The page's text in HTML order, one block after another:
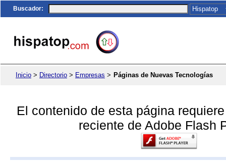
Buscador:
Inicio > Directorio > Empresas > Páginas de Nuevas Tecnologías
El contenido de esta página
reciente de Adobe Flash